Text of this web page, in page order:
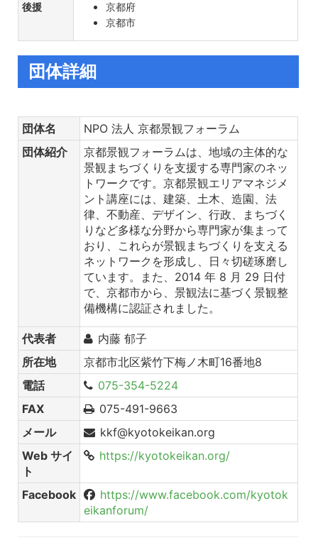
後援
京都府
京都市
団体詳細
団体名
NPO 法人 京都景観フォーラム
団体紹介
京都景観フォーラムは、地域の主体的な
景観まちづくりを支援する専門家のネッ
トワークです。京都景観エリアマネジメ
ント講座には、建築、土木、造園、法
律、不動産、デザイン、行政、まちづく
りなど多様な分野から専門家が集まって
おり、これらが景観まちづくりを支える
ネットワークを形成し、日々切磋琢磨し
ています。また、2014 年 8 月 29 日付
で、京都市から、景観法に基づく景観整
備機構に認証されました。
代表者
内藤 郁子
所在地
京都市北区紫竹下梅ノ木町16番地8
電話
075-354-5224
FAX
075-491-9663
メール
kkf@kyotokeikan.org
Web サイ
ト
https://kyotokeikan.org/
Facebook
https://www.facebook.com/kyotok
eikanforum/